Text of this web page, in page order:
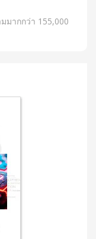
ากกว่า 155,000